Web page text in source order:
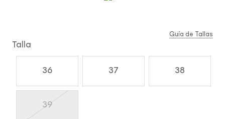
Talla
36 37 38
39
Guía de Tallas